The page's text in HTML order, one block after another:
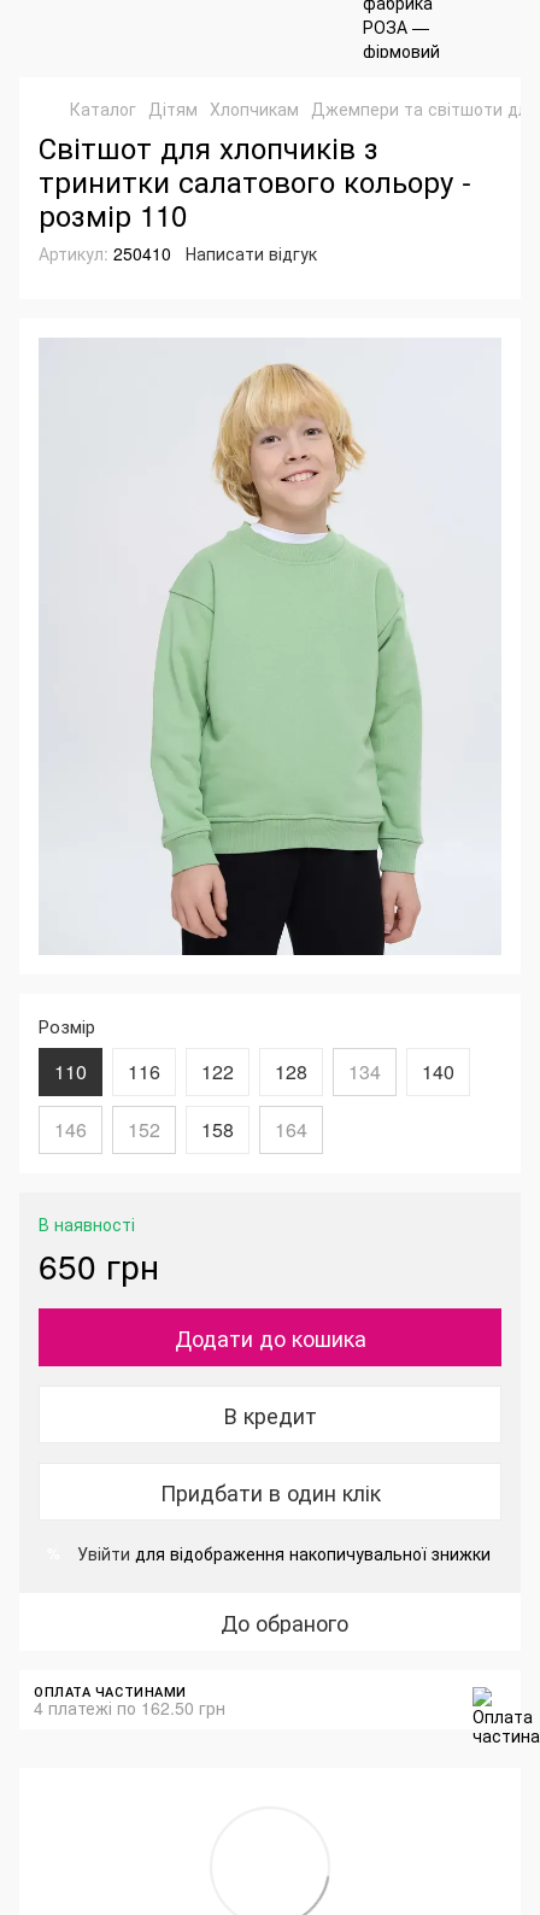
Каталог Дітям Хлопчикам Джемпери та світшоти для
Світшот для хлопчиків з
тринитки салатового кольору -
розмір 110
Артикул: 250410 Написати відгук
Розмір
110 116 122 128 134 140
146 152 158 164
В наявності
650 грн
Додати до кошика
В кредит
Придбати в один клік
Увійти для відображення накопичувальної знижки
До обраного
ОПЛАТА ЧАСТИНАМИ
4 платежі по 162.50 грн